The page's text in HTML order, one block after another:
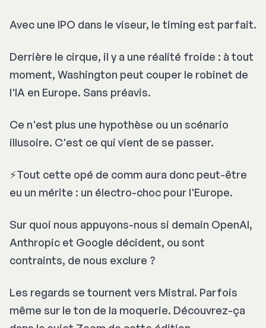
Avec une IPO dans le viseur, le timing est parfait.
Derrière le cirque, il y a une réalité froide : à tout
moment, Washington peut couper le robinet de
l'IA en Europe. Sans préavis.
Ce n'est plus une hypothèse ou un scénario
illusoire. C'est ce qui vient de se passer.
⚡️Tout cette opé de comm aura donc peut-être
eu un mérite : un électro-choc pour l'Europe.
Sur quoi nous appuyons-nous si demain OpenAI,
Anthropic et Google décident, ou sont
contraints, de nous exclure ?
Les regards se tournent vers Mistral. Parfois
même sur le ton de la moquerie. Découvrez-ça